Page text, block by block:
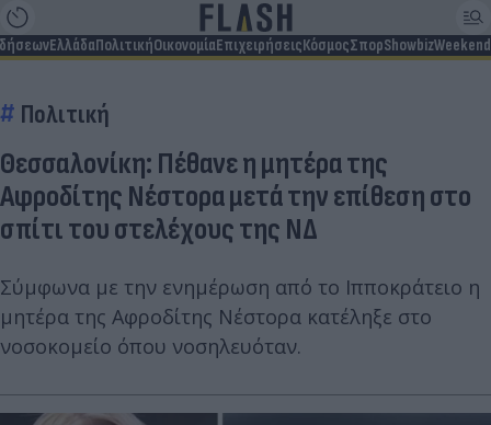
ΕλλάδαΠολιτικήΟικονομίαΕπιχειρήσειςΚόσμοςΣπορShowbizWeekend
Πολιτική
Θεσσαλονίκη: Πέθανε η μητέρα της
Αφροδίτης Νέστορα μετά την επίθεση στο
σπίτι του στελέχους της ΝΔ
Σύμφωνα με την ενημέρωση από το Ιπποκράτειο η
μητέρα της Αφροδίτης Νέστορα κατέληξε στο
νοσοκομείο όπου νοσηλευόταν.